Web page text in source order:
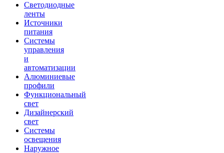
Светодиодные
ленты
Источники
питания
Системы
управления
и
автоматизации
Алюминиевые
профили
Функциональный
свет
Дизайнерский
свет
Системы
освещения
Наружное